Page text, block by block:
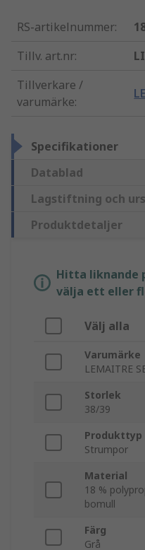
RS-artikelnummer:
Tillv. art.nr:
Tillverkare /
varumärke:
Specifikationer
Datablad
Lagstiftning och
Produktdetaljer
Hitta liknande
välja ett eller
Välj alla
Varumärke
LEMAITRE
Storlek
38/39
Produkttyp
Strumpor
Material
18 %
bomull
Färg
Grå